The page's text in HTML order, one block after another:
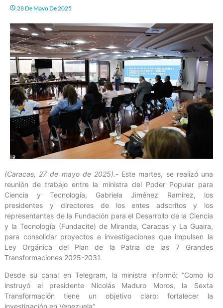
28 De Mayo De 2025
(Caracas, 27 de mayo de 2025).- Este martes, se realizó una
reunión de trabajo entre la ministra del Poder Popular para
Ciencia y Tecnología, Gabriela Jiménez Ramírez, los
presidentes y directores de los entes adscritos y los
representantes de la Fundación para el Desarrollo de la Ciencia
y la Tecnología (Fundacite) de Miranda, Caracas y La Guaira,
para consolidar proyectos e investigaciones que impulsen la
Ley Orgánica del Plan de la Patria de las 7 Grandes
Transformaciones 2025-2031.
Desde su canal en Telegram, la ministra informó: “Como lo
instruyó el presidente Nicolás Maduro Moros, la Sexta
Transformación tiene un objetivo claro: fortalecer la